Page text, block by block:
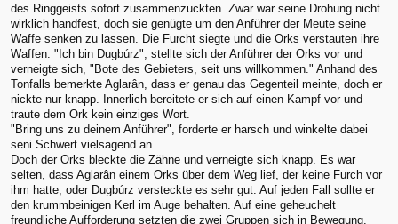
des Ringgeists sofort zusammenzuckten. Zwar war seine Drohung nicht
wirklich handfest, doch sie genügte um den Anführer der Meute seine
Waffe senken zu lassen. Die Furcht siegte und die Orks verstauten ihre
Waffen. "Ich bin Dugbúrz", stellte sich der Anführer der Orks vor und
verneigte sich, "Bote des Gebieters, seit uns willkommen." Anhand des
Tonfalls bemerkte Aglarân, dass er genau das Gegenteil meinte, doch er
nickte nur knapp. Innerlich bereitete er sich auf einen Kampf vor und
traute dem Ork kein einziges Wort.
"Bring uns zu deinem Anführer", forderte er harsch und winkelte dabei
seni Schwert vielsagend an.
Doch der Orks bleckte die Zähne und verneigte sich knapp. Es war
selten, dass Aglarân einem Orks über dem Weg lief, der keine Furch vor
ihm hatte, oder Dugbúrz versteckte es sehr gut. Auf jeden Fall sollte er
den krummbeinigen Kerl im Auge behalten. Auf eine geheuchelt
freundliche Aufforderung setzten die zwei Gruppen sich in Bewegung.